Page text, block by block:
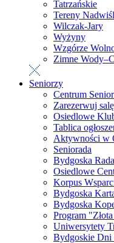
Tatrzańskie
Tereny
Wilczak-Jary
Wyżyny
Wzgórze
Zimne
Seniorzy
Centrum
Zarezerwuj salę
Osiedlowe
Tablica
Aktywności w
Seniorada
Bydgoska
Osiedlowe
Korpus
Bydgoska
Bydgoska
Program
Uniwersytety
Bydgoskie Dni